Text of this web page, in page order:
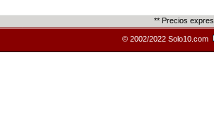
** Precios
© 2002/2022 Solo10.com